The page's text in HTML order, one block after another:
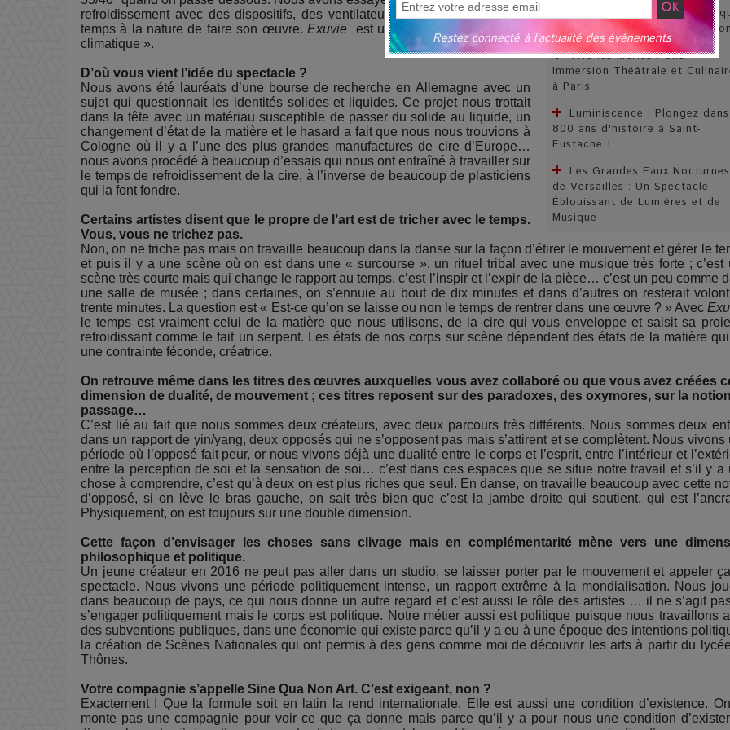
Une Expérience Immersive
sur La Thématique des 4
Vive les Mariés : Une
Immersion Théâtrale et
à Paris
Luminiscence : Plongez dans
800 ans d'histoire à Saint-
Eustache !
Les Grandes Eaux Nocturnes
de Versailles : Un Spectacle
Éblouissant de Lumières et de
Musique
refroidissement avec des dispositifs, des ventilateurs, mais il faut laisser le
temps à la nature de faire son œuvre. Exuvie
est un « contre réchauffement
climatique ».
D’où vous vient l’idée du spectacle ?
Nous avons été lauréats d’une bourse de recherche en Allemagne avec un
sujet qui questionnait les identités solides et liquides. Ce projet nous trottait
dans la tête avec un matériau susceptible de passer du solide au liquide, un
changement d’état de la matière et le hasard a fait que nous nous trouvions à
Cologne où il y a l’une des plus grandes manufactures de cire d’Europe…
nous avons procédé à beaucoup d’essais qui nous ont entraîné à travailler sur
le temps de refroidissement de la cire, à l’inverse de beaucoup de plasticiens
qui la font fondre.
Certains artistes disent que le propre de l’art est de tricher avec le temps.
Vous, vous ne trichez pas.
Non, on ne triche pas mais on travaille beaucoup dans la danse sur la façon d’étirer le mouvement et gérer le
et puis il y a une scène où on est dans une « surcourse », un rituel tribal avec une musique très forte ; c’est
scène très courte mais qui change le rapport au temps, c’est l’inspir et l’expir de la pièce… c’est un peu comme
une salle de musée ; dans certaines, on s’ennuie au bout de dix minutes et dans d’autres on resterait
trente minutes. La question est « Est-ce qu’on se laisse ou non le temps de rentrer dans une œuvre ? » Avec
le temps est vraiment celui de la matière que nous utilisons, de la cire qui vous enveloppe et saisit sa
refroidissant comme le fait un serpent. Les états de nos corps sur scène dépendent des états de la matière
une contrainte féconde, créatrice.
On retrouve même dans les titres des œuvres auxquelles vous avez collaboré ou que vous avez créées
dimension de dualité, de mouvement ; ces titres reposent sur des paradoxes, des oxymores, sur la
passage…
C’est lié au fait que nous sommes deux créateurs, avec deux parcours très différents. Nous sommes deux
dans un rapport de yin/yang, deux opposés qui ne s’opposent pas mais s’attirent et se complètent. Nous vivons
période où l’opposé fait peur, or nous vivons déjà une dualité entre le corps et l’esprit, entre l’intérieur et
entre la perception de soi et la sensation de soi… c’est dans ces espaces que se situe notre travail et s’il y a
chose à comprendre, c’est qu’à deux on est plus riches que seul. En danse, on travaille beaucoup avec cette
d’opposé, si on lève le bras gauche, on sait très bien que c’est la jambe droite qui soutient, qui est
Physiquement, on est toujours sur une double dimension.
Cette façon d’envisager les choses sans clivage mais en complémentarité mène vers une
philosophique et politique.
Un jeune créateur en 2016 ne peut pas aller dans un studio, se laisser porter par le mouvement et appeler
spectacle. Nous vivons une période politiquement intense, un rapport extrême à la mondialisation. Nous
dans beaucoup de pays, ce qui nous donne un autre regard et c’est aussi le rôle des artistes … il ne s’agit
s’engager politiquement mais le corps est politique. Notre métier aussi est politique puisque nous travaillons
des subventions publiques, dans une économie qui existe parce qu’il y a eu à une époque des intentions
la création de Scènes Nationales qui ont permis à des gens comme moi de découvrir les arts à partir du
Thônes.
Votre compagnie s’appelle Sine Qua Non Art. C’est exigeant, non ?
Exactement ! Que la formule soit en latin la rend internationale. Elle est aussi une condition d’existence.
monte pas une compagnie pour voir ce que ça donne mais parce qu’il y a pour nous une condition
Restez connecté à l'actualité des événements